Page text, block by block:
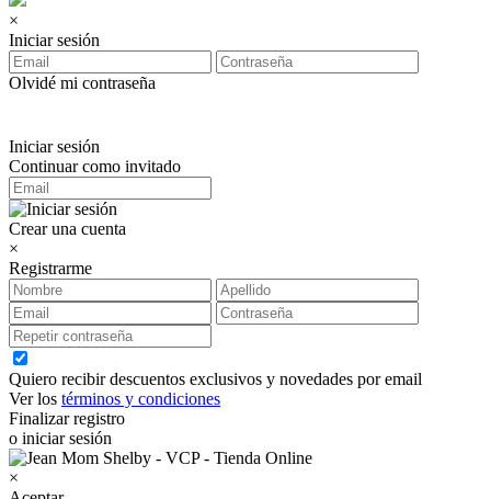
×
Iniciar sesión
Olvidé mi contraseña
Iniciar sesión
Continuar como invitado
Crear una cuenta
×
Registrarme
Quiero recibir descuentos exclusivos y novedades por email
Ver los términos y condiciones
Finalizar registro
o iniciar sesión
×